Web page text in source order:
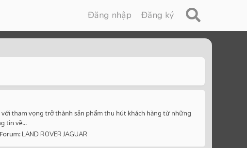
Đăng nhập Đăng ký
với tham vọng trở thành sản phẩm thu hút khách hàng từ những
tin về...
Forum:LAND ROVER JAGUAR